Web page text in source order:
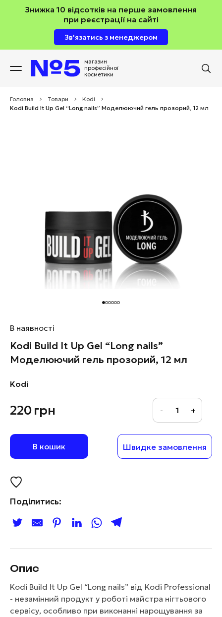
Знижка 10 відсотків на перше замовлення
при реєстрації на сайті
Зв'язатись з менеджером
магазин
професійної
косметики
Головна > Товари > Kodi
>
Kodi Build It Up Gel “Long nails” Моделюючий гель прозорий, 12 мл
В наявності
Kodi Build It Up Gel “Long nails”
Моделюючий гель прозорий, 12 мл
Kodi
220грн
В кошик Швидке замовлення
Поділитись:
Опис
Kodi Build It Up Gel “Long nails” від Kodi Professional
- незамінний продукт у роботі майстра нігтьового
сервісу, особливо при виконанні нарощування за